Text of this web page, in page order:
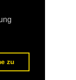
zu